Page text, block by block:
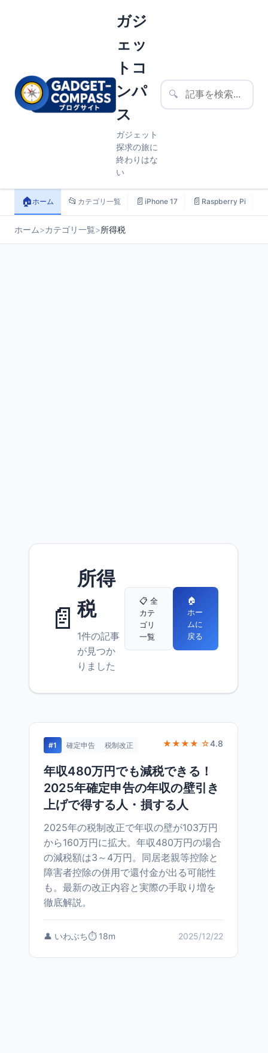
ガジ
ェッ
トコ
ンパ
ス
ガジェット
探求の旅に
終わりはな
い
🔍
🏠ホーム 📂 カテゴリ一覧 📄 iPhone 17 📄 Raspberry Pi
ホーム>カテゴリ一覧>所得税
📄
所得
税
1件の記事
が見つか
りました
📋 全
カテ
ゴリ
一覧
🏠
ホー
ムに
戻る
#1 確定申告 税制改正 ★★★★ ☆4.8
年収480万円でも減税できる！
2025年確定申告の年収の壁引き
上げで得する人・損する人
2025年の税制改正で年収の壁が103万円
から160万円に拡大。年収480万円の場合
の減税額は3～4万円。同居老親等控除と
障害者控除の併用で還付金が出る可能性
も。最新の改正内容と実際の手取り増を
徹底解説。
👤 いわぶち⏱️ 18m 2025/12/22